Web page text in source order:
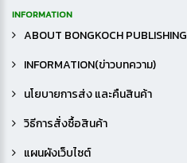
INFORMATION
ABOUT BONGKOCH PUBLISHING
INFORMATION(ข่าวบทความ)
นโยบายการส่ง และคืนสินค้า
วิธีการสั่งซื้อสินค้า
แผนผังเว็บไซต์